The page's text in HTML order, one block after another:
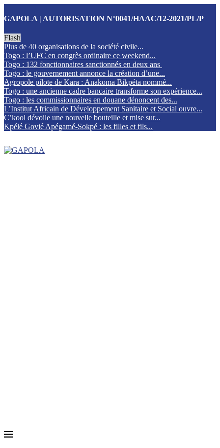
GAPOLA | AUTORISATION N°0041/HAAC/12-2021/PL/P
Flash
Plus de 40 organisations de la société civile...
Togo : l’UFC en congrès ordinaire ce weekend...
Togo : 132 fonctionnaires sanctionnés en deux ans
Togo : le gouvernement annonce la création d’une...
Agropole pilote de Kara : Anakoma Bikpéta nommé...
Togo : une ancienne cadre bancaire transforme son expérience...
Togo : les commissionnaires en douane dénoncent des...
L’Institut Africain de Développement Sanitaire et Social ouvre...
C’kool dévoile une nouvelle bouteille et mise sur...
Kpélé Govié Apégamé-Sokpé : les filles et fils...